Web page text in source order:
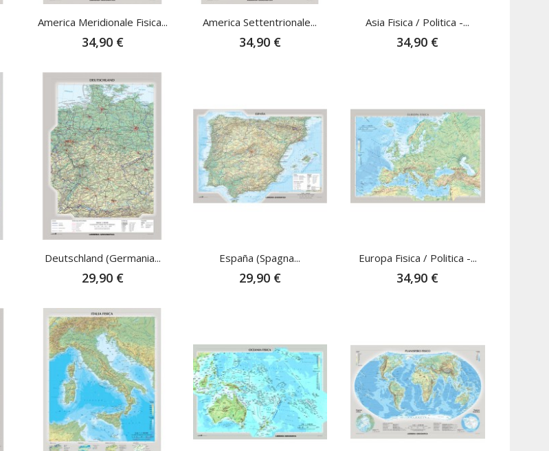
America Meridionale Fisica...
34,90 €
America Settentrionale...
34,90 €
Asia Fisica / Politica -...
34,90 €
Deutschland (Germania...
29,90 €
España (Spagna...
29,90 €
Europa Fisica / Politica -...
34,90 €